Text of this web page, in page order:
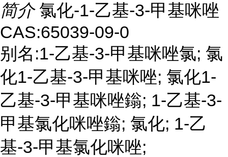
简介 氯化-1-乙基-3-甲基咪唑
CAS:65039-09-0
别名:1-乙基-3-甲基咪唑氯; 氯
化1-乙基-3-甲基咪唑; 氯化1-
乙基-3-甲基咪唑鎓; 1-乙基-3-
甲基氯化咪唑鎓; 氯化; 1-乙
基-3-甲基氯化咪唑;